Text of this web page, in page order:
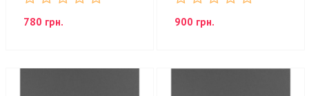
780 грн. 900 грн.